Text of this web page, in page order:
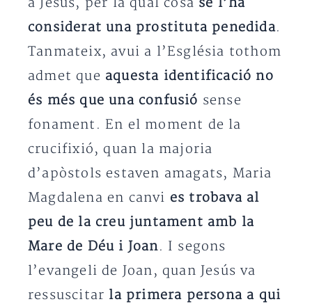
considerat una prostituta penedida.
Tanmateix, avui a l’Església tothom
admet que aquesta identificació no
és més que una confusió sense
fonament. En el moment de la
crucifixió, quan la majoria
d’apòstols estaven amagats, Maria
Magdalena en canvi es trobava al
peu de la creu juntament amb la
Mare de Déu i Joan. I segons
l’evangeli de Joan, quan Jesús va
ressuscitar la primera persona a qui